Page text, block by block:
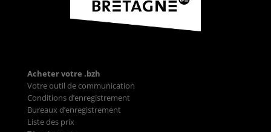
Acheter votre .bzh
Votre outil de communication
Conditions d’enregistrement
Bureaux d’enregistrement
Liste des prix